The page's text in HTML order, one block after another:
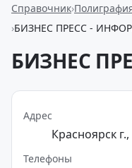
Справочник
БИЗНЕС ПРЕСС -
БИЗНЕС
Адрес
Красноярск
Телефоны